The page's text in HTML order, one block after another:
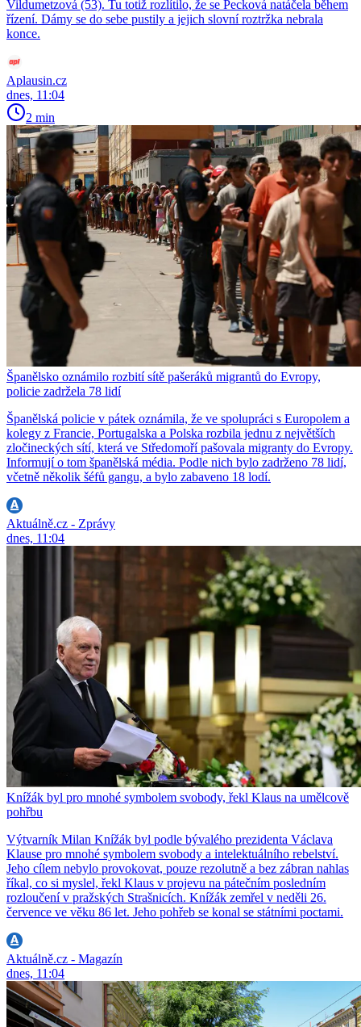
Vildumetzová (53). Tu totiž rozlítilo, že se Pecková natáčela během
řízení. Dámy se do sebe pustily a jejich slovní roztržka nebrala
konce.
Aplausin.cz
dnes, 11:04
2 min
Španělsko oznámilo rozbití sítě pašeráků migrantů do Evropy,
policie zadržela 78 lidí
Španělská policie v pátek oznámila, že ve spolupráci s Europolem a
kolegy z Francie, Portugalska a Polska rozbila jednu z největších
zločineckých sítí, která ve Středomoří pašovala migranty do Evropy.
Informují o tom španělská média. Podle nich bylo zadrženo 78 lidí,
včetně několik šéfů gangu, a bylo zabaveno 18 lodí.
Aktuálně.cz - Zprávy
dnes, 11:04
Knížák byl pro mnohé symbolem svobody, řekl Klaus na umělcově
pohřbu
Výtvarník Milan Knížák byl podle bývalého prezidenta Václava
Klause pro mnohé symbolem svobody a intelektuálního rebelství.
Jeho cílem nebylo provokovat, pouze rezolutně a bez zábran nahlas
říkal, co si myslel, řekl Klaus v projevu na pátečním posledním
rozloučení v pražských Strašnicích. Knížák zemřel v neděli 26.
července ve věku 86 let. Jeho pohřeb se konal se státními poctami.
Aktuálně.cz - Magazín
dnes, 11:04